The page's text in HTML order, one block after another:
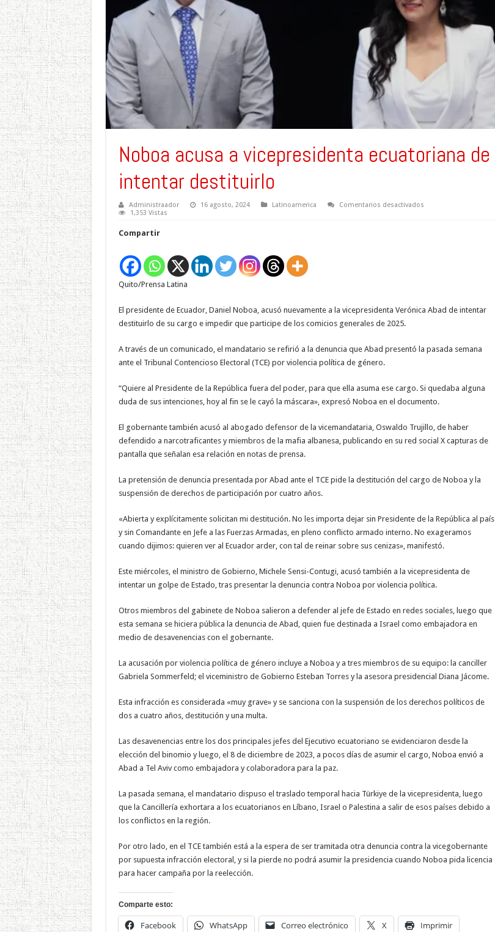
Noboa acusa a vicepresidenta ecuatoriana de
intentar destituirlo
Administraador 16 agosto, 2024 Latinoamerica Comentarios desactivadosen
1,353 Vistas
Compartir
Quito/Prensa Latina
El presidente de Ecuador, Daniel Noboa, acusó nuevamente a la vicepresidenta Verónica Abad de intentar
destituirlo de su cargo e impedir que participe de los comicios generales de 2025.
A través de un comunicado, el mandatario se refirió a la denuncia que Abad presentó la pasada semana
ante el Tribunal Contencioso Electoral (TCE) por violencia política de género.
“Quiere al Presidente de la República fuera del poder, para que ella asuma ese cargo. Si quedaba alguna
duda de sus intenciones, hoy al fin se le cayó la máscara», expresó Noboa en el documento.
El gobernante también acusó al abogado defensor de la vicemandataria, Oswaldo Trujillo, de haber
defendido a narcotraficantes y miembros de la mafia albanesa, publicando en su red social X capturas de
pantalla que señalan esa relación en notas de prensa.
La pretensión de denuncia presentada por Abad ante el TCE pide la destitución del cargo de Noboa y la
suspensión de derechos de participación por cuatro años.
«Abierta y explícitamente solicitan mi destitución. No les importa dejar sin Presidente de la República al país
y sin Comandante en Jefe a las Fuerzas Armadas, en pleno conflicto armado interno. No exageramos
cuando dijimos: quieren ver al Ecuador arder, con tal de reinar sobre sus cenizas», manifestó.
Este miércoles, el ministro de Gobierno, Michele Sensi-Contugi, acusó también a la vicepresidenta de
intentar un golpe de Estado, tras presentar la denuncia contra Noboa por violencia política.
Otros miembros del gabinete de Noboa salieron a defender al jefe de Estado en redes sociales, luego que
esta semana se hiciera pública la denuncia de Abad, quien fue destinada a Israel como embajadora en
medio de desavenencias con el gobernante.
La acusación por violencia política de género incluye a Noboa y a tres miembros de su equipo: la canciller
Gabriela Sommerfeld; el viceministro de Gobierno Esteban Torres y la asesora presidencial Diana Jácome.
Esta infracción es considerada «muy grave» y se sanciona con la suspensión de los derechos políticos de
dos a cuatro años, destitución y una multa.
Las desavenencias entre los dos principales jefes del Ejecutivo ecuatoriano se evidenciaron desde la
elección del binomio y luego, el 8 de diciembre de 2023, a pocos días de asumir el cargo, Noboa envió a
Abad a Tel Aviv como embajadora y colaboradora para la paz.
La pasada semana, el mandatario dispuso el traslado temporal hacia Türkiye de la vicepresidenta, luego
que la Cancillería exhortara a los ecuatorianos en Líbano, Israel o Palestina a salir de esos países debido a
los conflictos en la región.
Por otro lado, en el TCE también está a la espera de ser tramitada otra denuncia contra la vicegobernante
por supuesta infracción electoral, y si la pierde no podrá asumir la presidencia cuando Noboa pida licencia
para hacer campaña por la reelección.
Comparte esto:
Facebook WhatsApp Correo electrónico X Imprimir